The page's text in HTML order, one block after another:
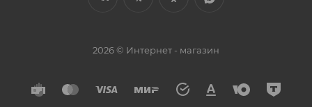
2026 © Интернет - магазин